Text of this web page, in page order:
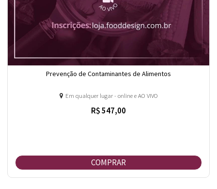
Prevenção de Contaminantes de Alimentos
Em qualquer lugar - online e AO VIVO
R$ 547,00
COMPRAR